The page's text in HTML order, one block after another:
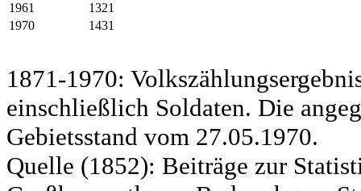
1961
1321
1970
1431
1871-1970:
einschließlich Soldaten. Die
Gebietsstand vom 27.05.1970.
Quelle (1852): Beiträge zur